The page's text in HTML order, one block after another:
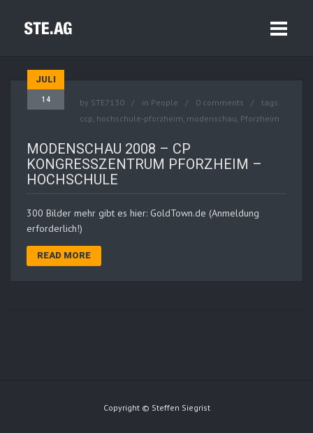
JULI
14 by STE7130 in People 0 comments
tags:
ccp, hochschule-pforzheim, modenschau, Pforzheim
MODENSCHAU 2008 – CP
KONGRESSZENTRUM PFORZHEIM –
HOCHSCHULE
300 Bilder mehr gibt es hier: GoldTown.de (Anmeldung
erforderlich!)
READ MORE
Copyright © Steffen Siegrist